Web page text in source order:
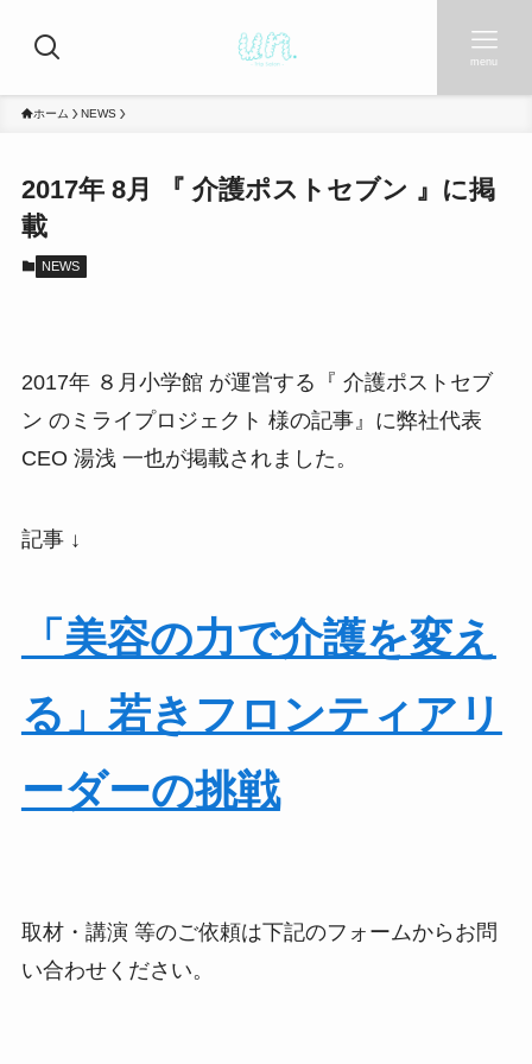
menu
ホーム NEWS
2017年 8月 『 介護ポストセブン 』に掲
載
NEWS
2017年 ８月小学館 が運営する『 介護ポストセブ
ン のミライプロジェクト 様の記事』に弊社代表
CEO 湯浅 一也が掲載されました。
記事 ↓
「美容の力で介護を変え
る」若きフロンティアリ
ーダーの挑戦
取材・講演 等のご依頼は下記のフォームからお問
い合わせください。